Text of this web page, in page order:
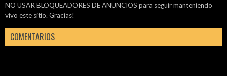
NO USAR BLOQUEADORES DE ANUNCIOS para seguir manteniendo
vivo este sitio. Gracias!
COMENTARIOS